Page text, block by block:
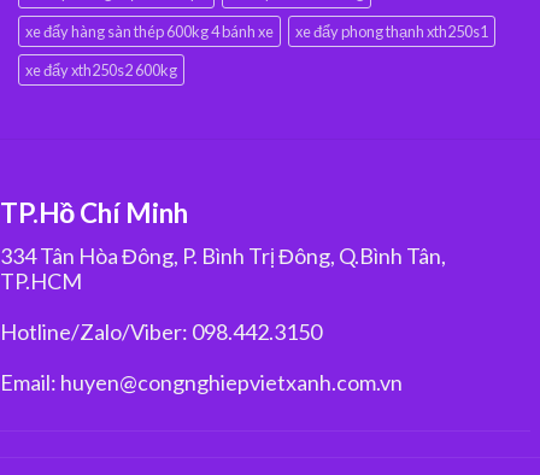
xe đẩy hàng sàn thép 600kg 4 bánh xe
xe đẩy phong thạnh xth250s1
xe đẩy xth250s2 600kg
TP.Hồ Chí Minh
334 Tân Hòa Đông, P. Bình Trị Đông, Q.Bình Tân,
TP.HCM
Hotline/Zalo/Viber: 098.442.3150
Email: huyen@congnghiepvietxanh.com.vn